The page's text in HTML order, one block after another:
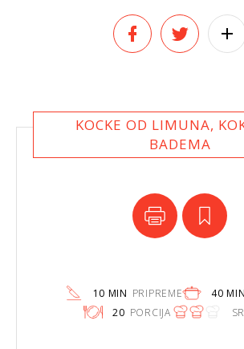
KOCKE OD LIMUNA,
BADEMA
10 MIN PRIPREME 40 MIN
20 PORCIJA